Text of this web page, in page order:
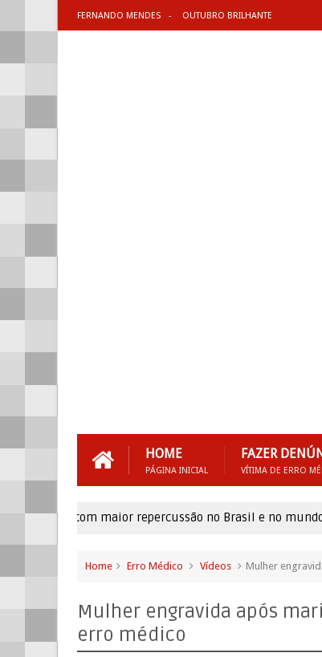
FERNANDO MENDES OUTUBRO BRILHANTE
HOME
PÁGINA INICIAL
FAZER
VÍTIMA DE ERRO
com maior repercussão no Brasil e no mundo
Home Erro Médico Vídeos Mulher
Mulher engravida após
erro médico